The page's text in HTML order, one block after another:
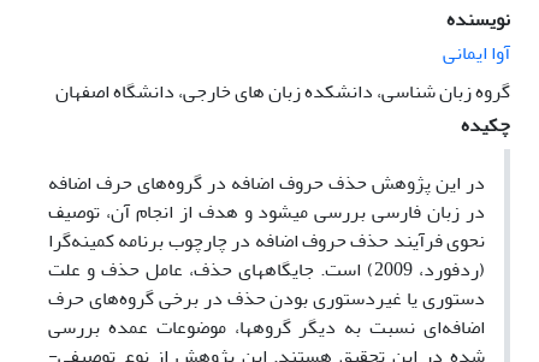
نویسنده
آوا ایمانی
گروه زبان شناسی، دانشکده زبان های خارجی، دانشگاه اصفهان
چکیده
در این پژوهش حذف حروف اضافه در گروه‌های حرف اضافه
در زبان فارسی بررسی می­شود و هدف از انجام آن، توصیف
نحوی فرآیند حذف حروف اضافه در چارچوب برنامه کمینه‌گرا
(ردفورد، 2009) است. جایگاه­های حذف، عامل حذف و علت
دستوری یا غیردستوری بودن حذف در برخی گروه‌های حرف
اضافه‌ای نسبت به دیگر گروه­ها، موضوعات عمده بررسی